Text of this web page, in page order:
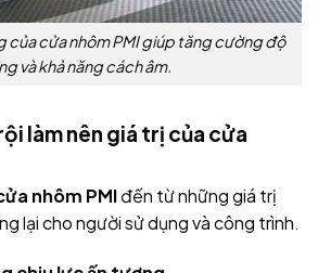
của cửa nhôm PMI giúp tăng cường độ
và khả năng cách âm.
làm nên giá trị của cửa
nhôm PMIđến từ những giá trị
lại cho người sử dụng và công trình.